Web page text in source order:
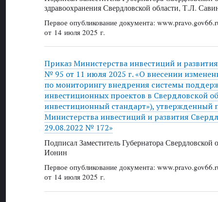
здравоохранения Свердловской области, Т.Л.
Первое опубликование документа:
от 14 июля 2025 г.
Приказ Министерства инвестиций и
№ 95 от 11 июля 2025 г. «О внесении
по мониторингу внедрения системы
инвестиционных проектов в Свердловской
инвестиционный стандарт»), утвержденный
Министерства инвестиций и развития
29.08.2022 № 172»
Подписал Заместитель Губернатора
Ионин
Первое опубликование документа:
от 14 июля 2025 г.